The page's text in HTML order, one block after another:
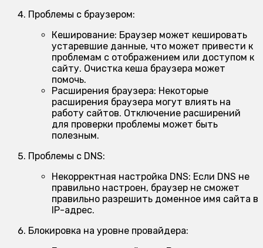
Проблемы с браузером:
Кеширование: Браузер может кешировать
устаревшие данные, что может привести к
проблемам с отображением или доступом к
сайту. Очистка кеша браузера может
помочь.
Расширения браузера: Некоторые
расширения браузера могут влиять на
работу сайтов. Отключение расширений
для проверки проблемы может быть
полезным.
Проблемы с DNS:
Некорректная настройка DNS: Если DNS не
правильно настроен, браузер не сможет
правильно разрешить доменное имя сайта в
IP-адрес.
Блокировка на уровне провайдера: